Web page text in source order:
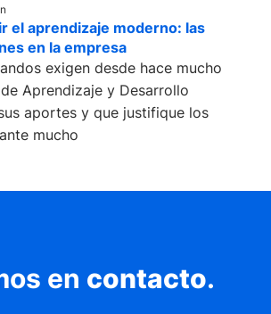
el aprendizaje moderno: las
en la empresa
exigen desde hace mucho
Aprendizaje y Desarrollo
aportes y que justifique los
mucho
en contacto.